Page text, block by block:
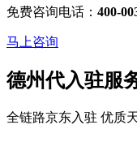
免费咨询电话： 400-
马上咨询
德州代入驻服
全链路京东入驻 优质